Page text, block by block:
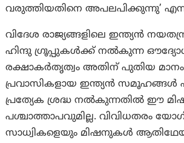
വരുത്തിയതിനെ അപലപിക്കുന്നു’
വിദേശ രാജ്യങ്ങളിലെ ഇന്ത്യൻ
ഹിന്ദു ഗ്രൂപ്പുകൾക്ക് നൽകുന്ന
രക്ഷാകർതൃത്വം അതിന് പുതിയ
പ്രവാസികളായ ഇന്ത്യൻ സമൂഹങ്ങൾ
പ്രത്യേക ശ്രദ്ധ നൽകുന്നതിൽ ഈ
പശ്ചാത്താപവുമില്ല. വിവിധതരം
സാധ്വികളെയും മിഷനുകൾ